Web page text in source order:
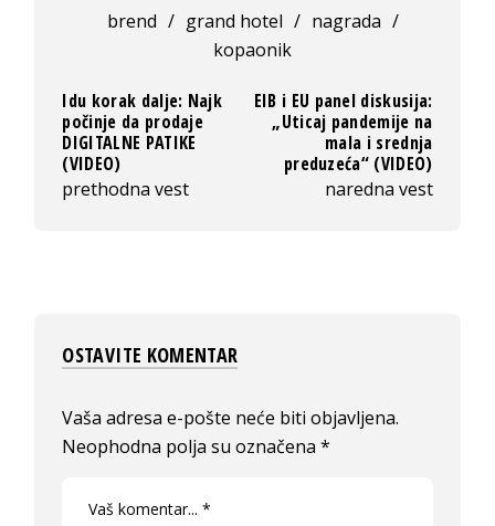
brend / grand hotel / nagrada /
kopaonik
Idu korak dalje: Najk
počinje da prodaje
DIGITALNE PATIKE
(VIDEO)
prethodna vest
EIB i EU panel diskusija:
„Uticaj pandemije na
mala i srednja
preduzeća“ (VIDEO)
naredna vest
OSTAVITE KOMENTAR
Vaša adresa e-pošte neće biti objavljena.
Neophodna polja su označena*